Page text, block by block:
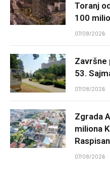
Toranj
100
07/08/2026
Završne
53.
07/08/2026
Zgrada
miliona
07/08/2026